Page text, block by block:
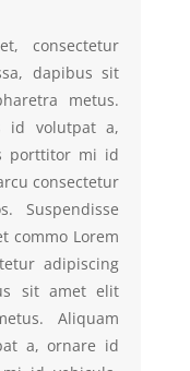
consectetur
dapibus sit
metus.
id volutpat a,
porttitor mi id
consectetur
Suspendisse
commo Lorem
adipiscing
sit amet elit
Aliquam
a, ornare id